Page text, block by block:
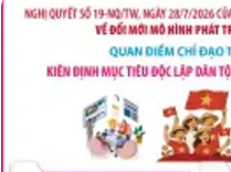
NQ/TW Hội nghị lần thứ ba
ương Đảng khóa XIV về đổi mới
Việt Nam với 5 quan điểm chỉ
điểm chỉ đạo thứ tư là: Đổi mới
tầm nhìn dài hạn và khát vọng
giàu mạnh, dân chủ, phồn vinh,
xây dựng xã hội kỷ cương, an
hòa, phát triển. Mô hình phát